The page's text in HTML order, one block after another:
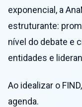
exponencial, a
estruturante:
nível do debate e
entidades e
Ao idealizar o
agenda.